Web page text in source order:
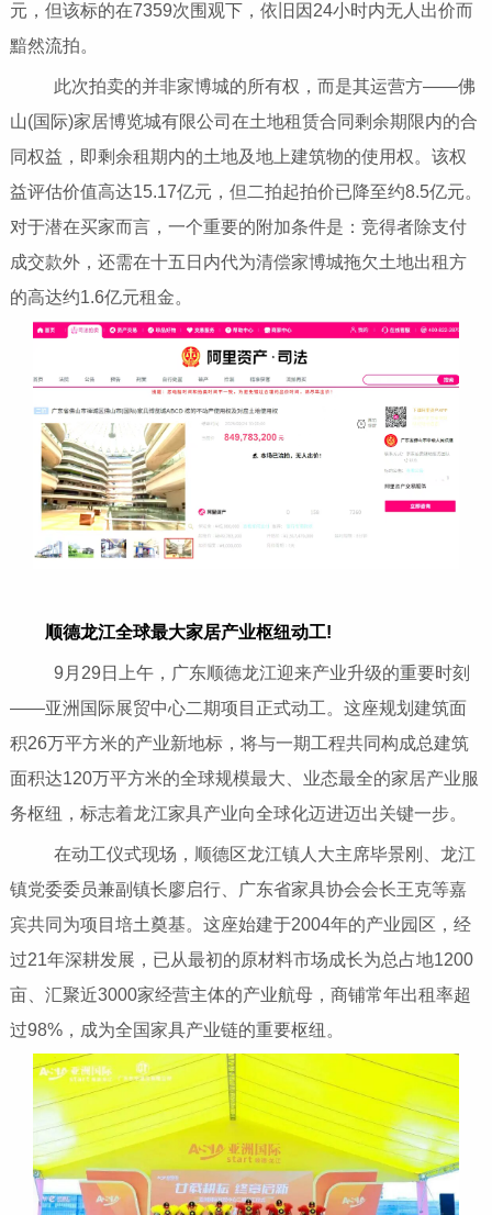
元，但该标的在7359次围观下，依旧因24小时内无人出价而
黯然流拍。
此次拍卖的并非家博城的所有权，而是其运营方——佛
山(国际)家居博览城有限公司在土地租赁合同剩余期限内的合
同权益，即剩余租期内的土地及地上建筑物的使用权。该权
益评估价值高达15.17亿元，但二拍起拍价已降至约8.5亿元。
对于潜在买家而言，一个重要的附加条件是：竞得者除支付
成交款外，还需在十五日内代为清偿家博城拖欠土地出租方
的高达约1.6亿元租金。
顺德龙江全球最大家居产业枢纽动工!
9月29日上午，广东顺德龙江迎来产业升级的重要时刻
——亚洲国际展贸中心二期项目正式动工。这座规划建筑面
积26万平方米的产业新地标，将与一期工程共同构成总建筑
面积达120万平方米的全球规模最大、业态最全的家居产业服
务枢纽，标志着龙江家具产业向全球化迈进迈出关键一步。
在动工仪式现场，顺德区龙江镇人大主席毕景刚、龙江
镇党委委员兼副镇长廖启行、广东省家具协会会长王克等嘉
宾共同为项目培土奠基。这座始建于2004年的产业园区，经
过21年深耕发展，已从最初的原材料市场成长为总占地1200
亩、汇聚近3000家经营主体的产业航母，商铺常年出租率超
过98%，成为全国家具产业链的重要枢纽。